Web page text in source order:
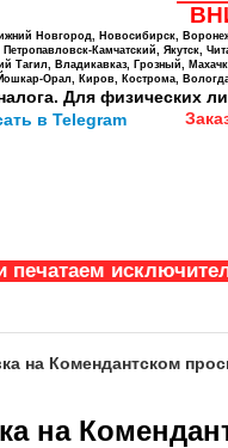
Новгород, Новосибирск,
Камчатский, Якутск,
Тагил, Владикавказ, Грозный,
Орал, Киров, Кострома,
Для физических
печатаем
на Комендантском
на